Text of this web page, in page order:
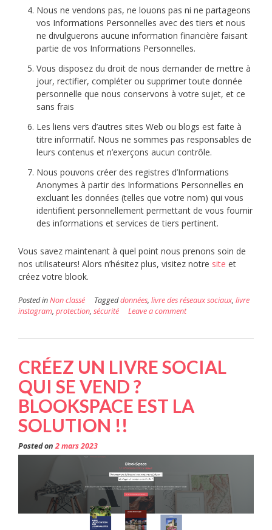
Nous ne vendons pas, ne louons pas ni ne partageons
vos Informations Personnelles avec des tiers et nous
ne divulguerons aucune information financière faisant
partie de vos Informations Personnelles.
Vous disposez du droit de nous demander de mettre à
jour, rectifier, compléter ou supprimer toute donnée
personnelle que nous conservons à votre sujet, et ce
sans frais
Les liens vers d’autres sites Web ou blogs est faite à
titre informatif. Nous ne sommes pas responsables de
leurs contenus et n’exerçons aucun contrôle.
Nous pouvons créer des registres d’Informations
Anonymes à partir des Informations Personnelles en
excluant les données (telles que votre nom) qui vous
identifient personnellement permettant de vous fournir
des informations et services de tiers pertinent.
Vous savez maintenant à quel point nous prenons soin de
nos utilisateurs! Alors n’hésitez plus, visitez notre site et
créez votre blook.
Posted inNon classé Taggeddonnées, livre des réseaux sociaux, livre
instagram, protection, sécurité Leave a comment
CRÉEZ UN LIVRE SOCIAL
QUI SE VEND ?
BLOOKSPACE EST LA
SOLUTION !!
Posted on2 mars 2023